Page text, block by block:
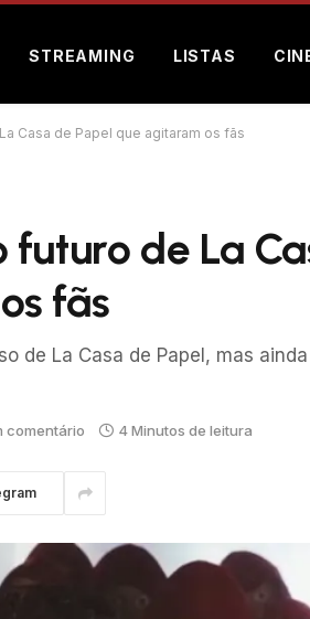
STREAMING LISTAS
Casa de Papel que agitaram os fãs
futuro de La
fãs
de La Casa de Papel, mas
comentário 4 Minutos de leitura